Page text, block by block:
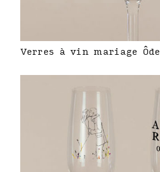
Verres à vin mariage Ôde